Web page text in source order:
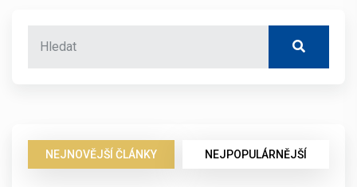
NEJNOVĚJŠÍ ČLÁNKY NEJPOPULÁRNĚJŠÍ